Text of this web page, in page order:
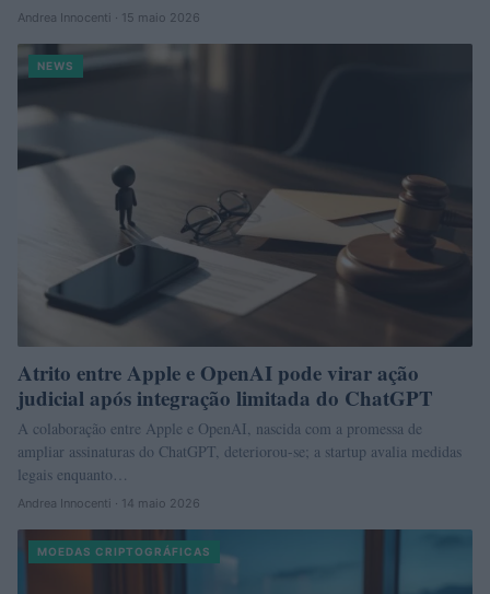
Andrea Innocenti · 15 maio 2026
NEWS
Atrito entre Apple e OpenAI pode virar ação
judicial após integração limitada do ChatGPT
A colaboração entre Apple e OpenAI, nascida com a promessa de
ampliar assinaturas do ChatGPT, deteriorou-se; a startup avalia medidas
legais enquanto…
Andrea Innocenti · 14 maio 2026
MOEDAS CRIPTOGRÁFICAS